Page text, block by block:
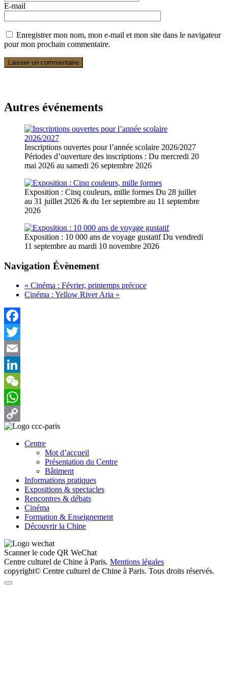
E-mail
Enregistrer mon nom, mon e-mail et mon site dans le navigateur
pour mon prochain commentaire.
Autres événements
Inscriptions ouvertes pour l’année scolaire 2026/2027
Périodes d’ouverture des inscriptions : Du mercredi 20
mai 2026 au samedi 26 septembre 2026
Exposition : Cinq couleurs, mille formes Du 28 juillet
au 31 juillet 2026 & du 1er septembre au 11 septembre
2026
Exposition : 10 000 ans de voyage gustatif Du vendredi
11 septembre au mardi 10 novembre 2026
Navigation Évènement
« Cinéma : Février, printemps précoce
Cinéma : Yellow River Aria »
Facebook
Twitter
Email
LinkedIn
WeChat
WhatsApp
Copy
Link
Centre
Mot d’accueil
Présentation du Centre
Bâtiment
Informations pratiques
Expositions & spectacles
Rencontres & débats
Cinéma
Formation & Enseignement
Découvrir la Chine
Scanner le code QR WeChat
Centre culturel de Chine à Paris. Mentions légales
copyright© Centre culturel de Chine à Paris. Tous droits réservés.
Retour